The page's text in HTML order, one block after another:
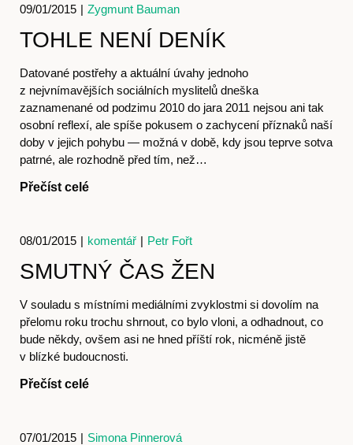
Kontakt
Předplatné
09/01/2015 | Zygmunt Bauman
TOHLE NENÍ DENÍK
Datované postřehy a aktuální úvahy jednoho
z nejvnímavějších sociálních myslitelů dneška
zaznamenané od podzimu 2010 do jara 2011 nejsou ani tak
osobní reflexí, ale spíše pokusem o zachycení příznaků naší
doby v jejich pohybu — možná v době, kdy jsou teprve sotva
patrné, ale rozhodně před tím, než…
Přečíst celé
08/01/2015 | komentář | Petr Fořt
SMUTNÝ ČAS ŽEN
V souladu s místními mediálními zvyklostmi si dovolím na
přelomu roku trochu shrnout, co bylo vloni, a odhadnout, co
bude někdy, ovšem asi ne hned příští rok, nicméně jistě
v blízké budoucnosti.
Přečíst celé
07/01/2015 | Simona Pinnerová